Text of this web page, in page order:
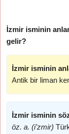
İzmir isminin
gelir?
İzmir isminin
Antik bir liman
İzmir isminin
öz. a. (i’zmir)